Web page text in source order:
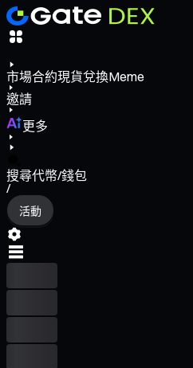
市場合約現貨兌換Meme
邀請
更多
搜尋代幣/錢包
/
活動